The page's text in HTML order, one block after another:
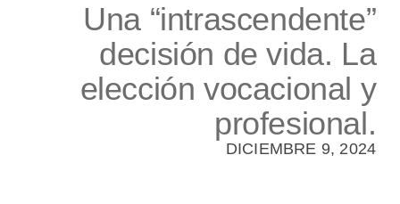
Una “intrascendente”
decisión de vida. La
elección vocacional y
profesional.
DICIEMBRE 9, 2024